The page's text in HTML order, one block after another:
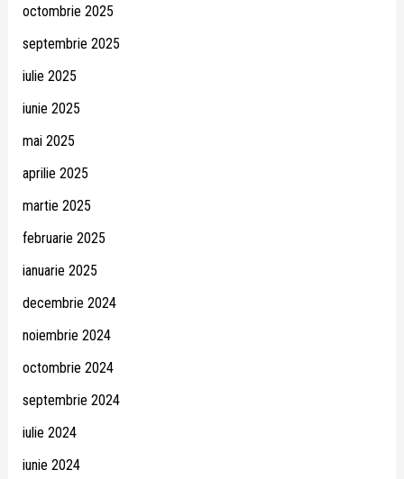
octombrie 2025
septembrie 2025
iulie 2025
iunie 2025
mai 2025
aprilie 2025
martie 2025
februarie 2025
ianuarie 2025
decembrie 2024
noiembrie 2024
octombrie 2024
septembrie 2024
iulie 2024
iunie 2024